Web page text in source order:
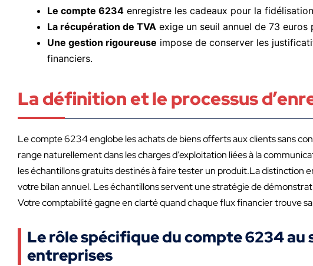
Le compte 6234 enregistre les cadeaux pour la
La récupération de TVA exige un seuil annuel de 73
Une gestion rigoureuse impose de conserver les
financiers.
La définition et le processus
Le compte 6234 englobe les achats de biens offerts aux clients sans
range naturellement dans les charges d’exploitation liées à la
les échantillons gratuits destinés à faire tester un produit.La
votre bilan annuel. Les échantillons servent une stratégie de
Votre comptabilité gagne en clarté quand chaque flux financier trouve
Le rôle spécifique du compte 6234
entreprises